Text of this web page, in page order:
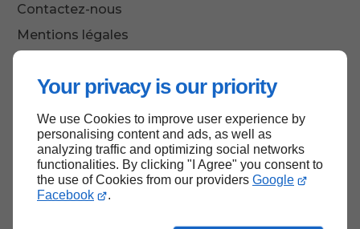
Your privacy is our priority
We use Cookies to improve user experience by
personalising content and ads, as well as
analyzing traffic and optimizing social networks
functionalities. By clicking "I Agree" you consent to
the use of Cookies from our providers Google
Facebook
.
Contactez-nous
Mentions légales
Haut de page